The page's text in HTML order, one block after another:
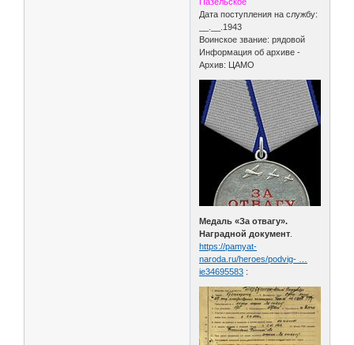
Дата поступления на службу:
__.__.1943
Воинское звание: рядовой
Информация об архиве -
Архив: ЦАМО
Медаль «За отвагу».
Наградной документ
https://pamyat-
naroda.ru/heroes/podvig- …
ie34695583 :